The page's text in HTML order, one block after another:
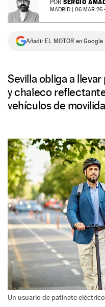
NEWSLETTER
SÍGUENOS
POR SERGIO
MADRID | 06 MAR 26
Añadir EL MOTOR en Google
Sevilla obliga a
y chaleco
vehículos de
Un usuario de patinete